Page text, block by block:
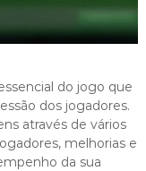
do jogo que
dos jogadores.
através de vários
melhorias e
da sua